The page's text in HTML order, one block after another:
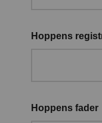
Hoppens
Hoppens fader